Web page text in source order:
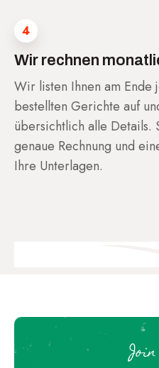
4
Wir rechnen
Wir listen Ihnen am Ende
bestellten Gerichte auf
übersichtlich alle Details.
genaue Rechnung und
Ihre Unterlagen.